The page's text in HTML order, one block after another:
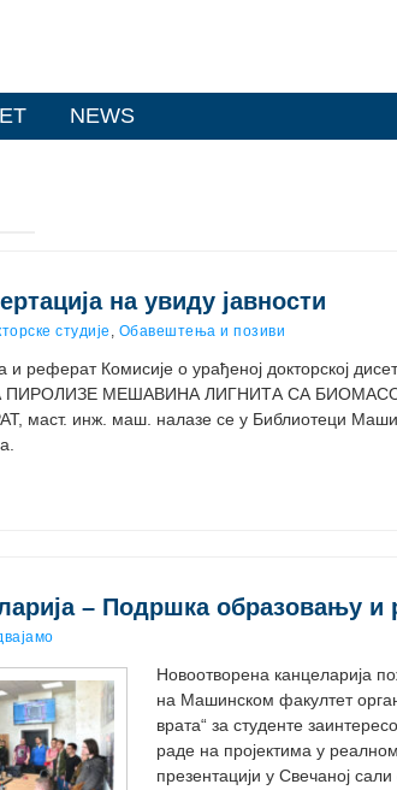
NEWS
на увиду јавности
студије , Обавештења и позиви
и реферат Комисије о урађеној докторској
ПИРОЛИЗЕ МЕШАВИНА ЛИГНИТА СА
маст. инж. маш. налазе се у Библиотеци
– Подршка образовању и
Новоотворена канцеларија
на Машинском факултет
врата“ за студенте
раде на пројектима у
презентацији у Свечаној